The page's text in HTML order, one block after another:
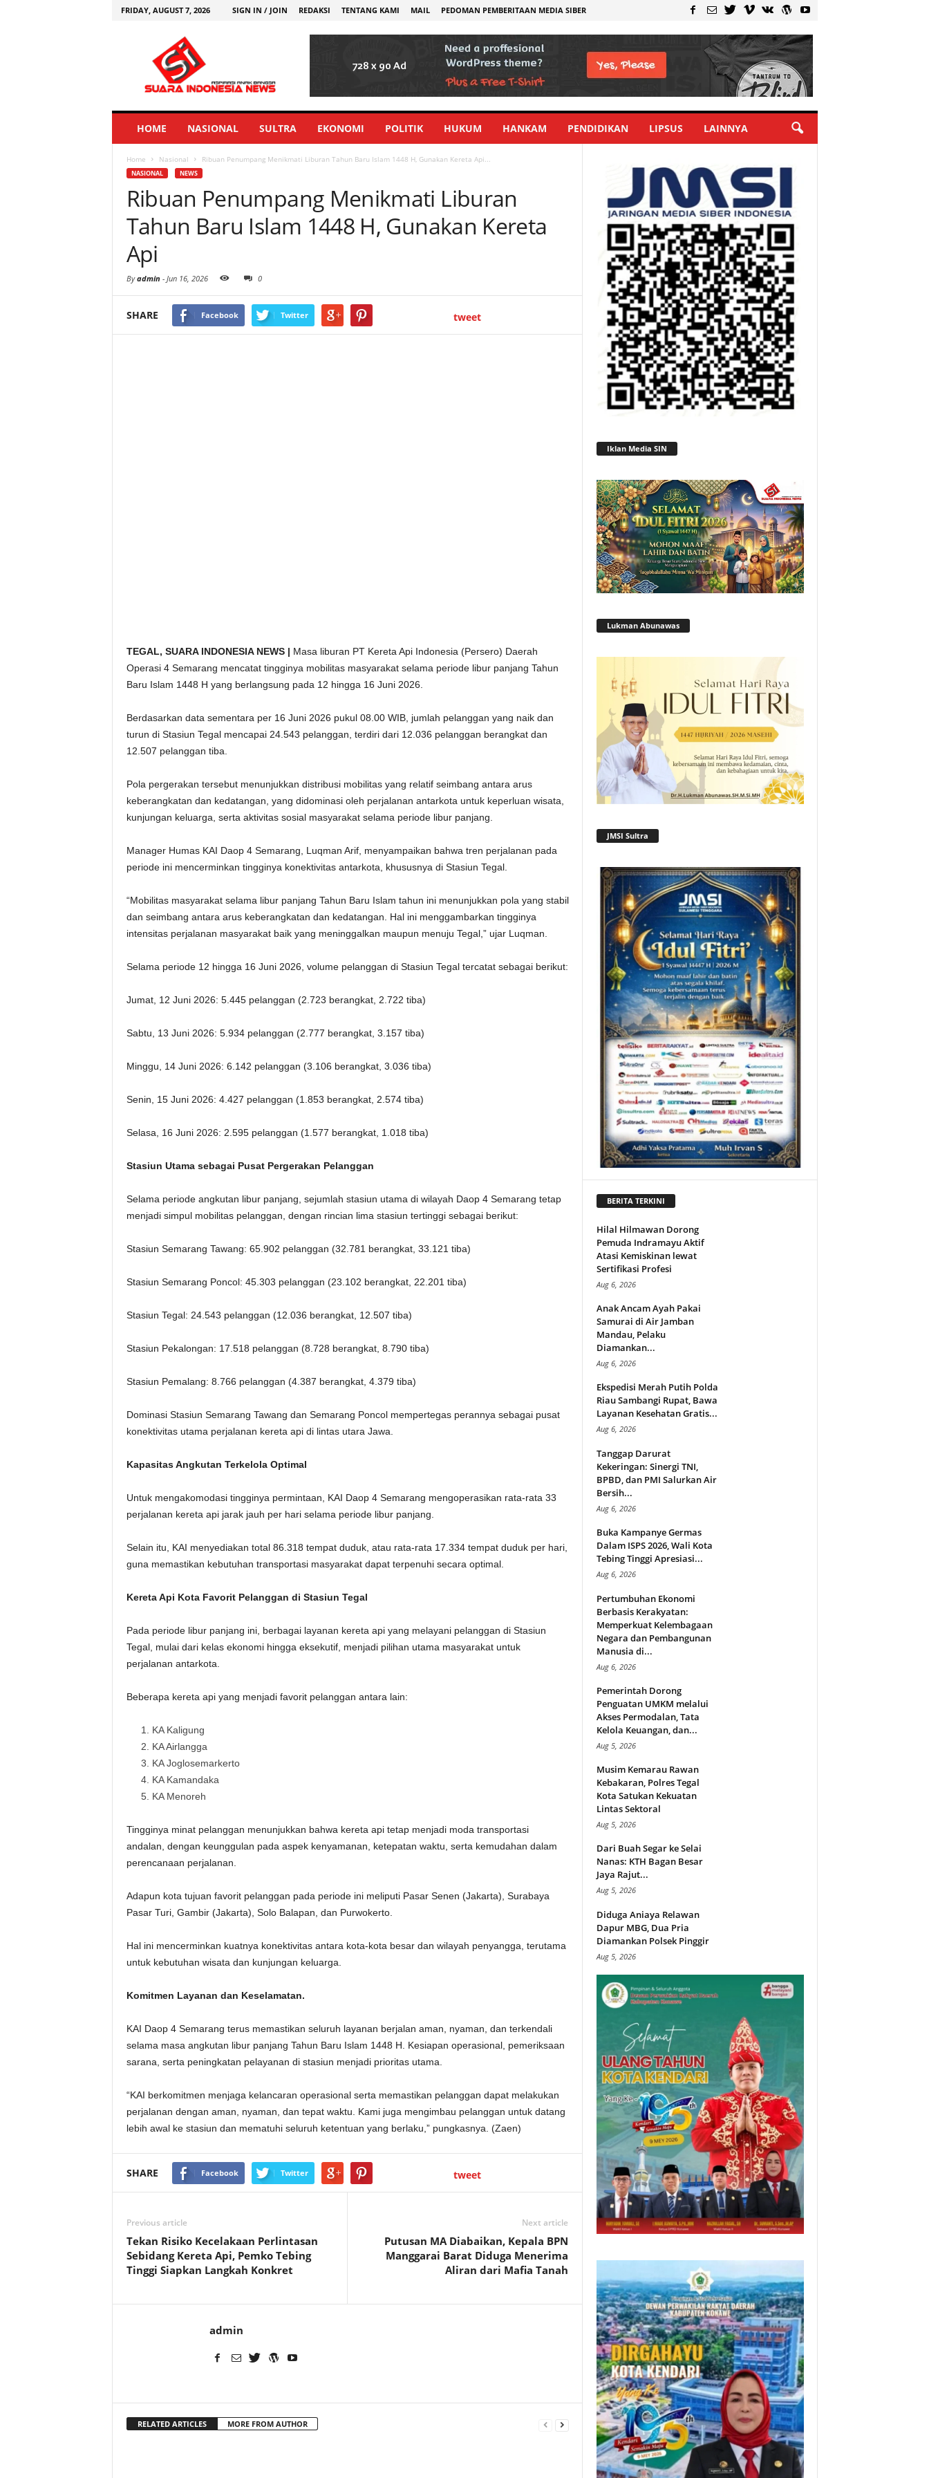
FRIDAY, AUGUST 7, 2026 SIGN IN / JOIN REDAKSI TENTANG KAMI MAIL PEDOMAN PEMBERITAAN MEDIA SIBER
HOME NASIONAL SULTRA EKONOMI POLITIK HUKUM HANKAM PENDIDIKAN LIPSUS LAINNYA
Home Nasional Ribuan Penumpang Menikmati Liburan Tahun Baru Islam 1448 H, Gunakan Kereta Api...
NASIONAL NEWS
Ribuan Penumpang Menikmati Liburan
Tahun Baru Islam 1448 H, Gunakan Kereta
Api
Byadmin - Jun 16, 2026 0
SHARE Facebook Twitter tweet
TEGAL, SUARA INDONESIA NEWS | Masa liburan PT Kereta Api Indonesia (Persero) Daerah
Operasi 4 Semarang mencatat tingginya mobilitas masyarakat selama periode libur panjang Tahun
Baru Islam 1448 H yang berlangsung pada 12 hingga 16 Juni 2026.
Berdasarkan data sementara per 16 Juni 2026 pukul 08.00 WIB, jumlah pelanggan yang naik dan
turun di Stasiun Tegal mencapai 24.543 pelanggan, terdiri dari 12.036 pelanggan berangkat dan
12.507 pelanggan tiba.
Pola pergerakan tersebut menunjukkan distribusi mobilitas yang relatif seimbang antara arus
keberangkatan dan kedatangan, yang didominasi oleh perjalanan antarkota untuk keperluan wisata,
kunjungan keluarga, serta aktivitas sosial masyarakat selama periode libur panjang.
Manager Humas KAI Daop 4 Semarang, Luqman Arif, menyampaikan bahwa tren perjalanan pada
periode ini mencerminkan tingginya konektivitas antarkota, khususnya di Stasiun Tegal.
“Mobilitas masyarakat selama libur panjang Tahun Baru Islam tahun ini menunjukkan pola yang stabil
dan seimbang antara arus keberangkatan dan kedatangan. Hal ini menggambarkan tingginya
intensitas perjalanan masyarakat baik yang meninggalkan maupun menuju Tegal,” ujar Luqman.
Selama periode 12 hingga 16 Juni 2026, volume pelanggan di Stasiun Tegal tercatat sebagai berikut:
Jumat, 12 Juni 2026: 5.445 pelanggan (2.723 berangkat, 2.722 tiba)
Sabtu, 13 Juni 2026: 5.934 pelanggan (2.777 berangkat, 3.157 tiba)
Minggu, 14 Juni 2026: 6.142 pelanggan (3.106 berangkat, 3.036 tiba)
Senin, 15 Juni 2026: 4.427 pelanggan (1.853 berangkat, 2.574 tiba)
Selasa, 16 Juni 2026: 2.595 pelanggan (1.577 berangkat, 1.018 tiba)
Stasiun Utama sebagai Pusat Pergerakan Pelanggan
Selama periode angkutan libur panjang, sejumlah stasiun utama di wilayah Daop 4 Semarang tetap
menjadi simpul mobilitas pelanggan, dengan rincian lima stasiun tertinggi sebagai berikut:
Stasiun Semarang Tawang: 65.902 pelanggan (32.781 berangkat, 33.121 tiba)
Stasiun Semarang Poncol: 45.303 pelanggan (23.102 berangkat, 22.201 tiba)
Stasiun Tegal: 24.543 pelanggan (12.036 berangkat, 12.507 tiba)
Stasiun Pekalongan: 17.518 pelanggan (8.728 berangkat, 8.790 tiba)
Stasiun Pemalang: 8.766 pelanggan (4.387 berangkat, 4.379 tiba)
Dominasi Stasiun Semarang Tawang dan Semarang Poncol mempertegas perannya sebagai pusat
konektivitas utama perjalanan kereta api di lintas utara Jawa.
Kapasitas Angkutan Terkelola Optimal
Untuk mengakomodasi tingginya permintaan, KAI Daop 4 Semarang mengoperasikan rata-rata 33
perjalanan kereta api jarak jauh per hari selama periode libur panjang.
Selain itu, KAI menyediakan total 86.318 tempat duduk, atau rata-rata 17.334 tempat duduk per hari,
guna memastikan kebutuhan transportasi masyarakat dapat terpenuhi secara optimal.
Kereta Api Kota Favorit Pelanggan di Stasiun Tegal
Pada periode libur panjang ini, berbagai layanan kereta api yang melayani pelanggan di Stasiun
Tegal, mulai dari kelas ekonomi hingga eksekutif, menjadi pilihan utama masyarakat untuk
perjalanan antarkota.
Beberapa kereta api yang menjadi favorit pelanggan antara lain:
KA Kaligung
KA Airlangga
KA Joglosemarkerto
KA Kamandaka
KA Menoreh
Tingginya minat pelanggan menunjukkan bahwa kereta api tetap menjadi moda transportasi
andalan, dengan keunggulan pada aspek kenyamanan, ketepatan waktu, serta kemudahan dalam
perencanaan perjalanan.
Adapun kota tujuan favorit pelanggan pada periode ini meliputi Pasar Senen (Jakarta), Surabaya
Pasar Turi, Gambir (Jakarta), Solo Balapan, dan Purwokerto.
Hal ini mencerminkan kuatnya konektivitas antara kota-kota besar dan wilayah penyangga, terutama
untuk kebutuhan wisata dan kunjungan keluarga.
Komitmen Layanan dan Keselamatan.
KAI Daop 4 Semarang terus memastikan seluruh layanan berjalan aman, nyaman, dan terkendali
selama masa angkutan libur panjang Tahun Baru Islam 1448 H. Kesiapan operasional, pemeriksaan
sarana, serta peningkatan pelayanan di stasiun menjadi prioritas utama.
“KAI berkomitmen menjaga kelancaran operasional serta memastikan pelanggan dapat melakukan
perjalanan dengan aman, nyaman, dan tepat waktu. Kami juga mengimbau pelanggan untuk datang
lebih awal ke stasiun dan mematuhi seluruh ketentuan yang berlaku,” pungkasnya. (Zaen)
SHARE Facebook Twitter tweet
Previous article
Tekan Risiko Kecelakaan Perlintasan
Sebidang Kereta Api, Pemko Tebing
Tinggi Siapkan Langkah Konkret
Next article
Putusan MA Diabaikan, Kepala BPN
Manggarai Barat Diduga Menerima
Aliran dari Mafia Tanah
admin
RELATED ARTICLES MORE FROM AUTHOR
Iklan Media SIN
Lukman Abunawas
JMSI Sultra
BERITA TERKINI
Hilal Hilmawan Dorong
Pemuda Indramayu Aktif
Atasi Kemiskinan lewat
Sertifikasi Profesi
Aug 6, 2026
Anak Ancam Ayah Pakai
Samurai di Air Jamban
Mandau, Pelaku
Diamankan...
Aug 6, 2026
Ekspedisi Merah Putih Polda
Riau Sambangi Rupat, Bawa
Layanan Kesehatan Gratis...
Aug 6, 2026
Tanggap Darurat
Kekeringan: Sinergi TNI,
BPBD, dan PMI Salurkan Air
Bersih...
Aug 6, 2026
Buka Kampanye Germas
Dalam ISPS 2026, Wali Kota
Tebing Tinggi Apresiasi...
Aug 6, 2026
Pertumbuhan Ekonomi
Berbasis Kerakyatan:
Memperkuat Kelembagaan
Negara dan Pembangunan
Manusia di...
Aug 6, 2026
Pemerintah Dorong
Penguatan UMKM melalui
Akses Permodalan, Tata
Kelola Keuangan, dan...
Aug 5, 2026
Musim Kemarau Rawan
Kebakaran, Polres Tegal
Kota Satukan Kekuatan
Lintas Sektoral
Aug 5, 2026
Dari Buah Segar ke Selai
Nanas: KTH Bagan Besar
Jaya Rajut...
Aug 5, 2026
Diduga Aniaya Relawan
Dapur MBG, Dua Pria
Diamankan Polsek Pinggir
Aug 5, 2026